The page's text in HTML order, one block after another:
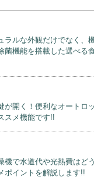
ラルな外観だけでなく、
菌機能を搭載した選べる
が開く！便利なオートロ
スメ機能です!!
機で水道代や光熱費はど
ポイントを解説します!!